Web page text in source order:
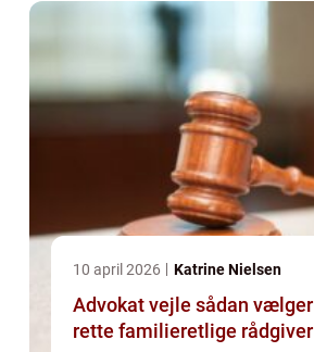
10 april 2026 Katrine Nielsen
Advokat vejle sådan vælger du den
rette familieretlige rådgiver